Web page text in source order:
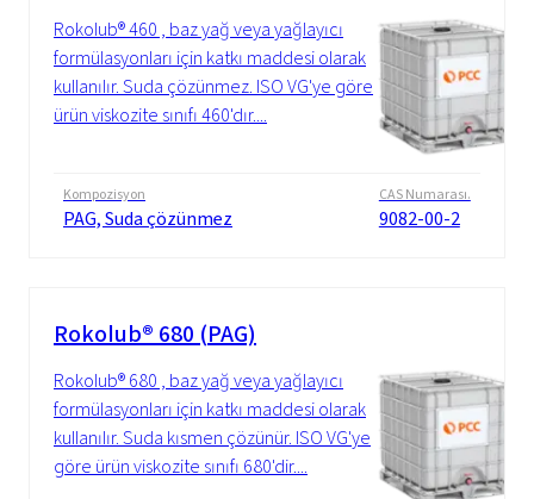
Rokolub® 460 , baz yağ veya yağlayıcı
formülasyonları için katkı maddesi olarak
kullanılır. Suda çözünmez. ISO VG'ye göre
ürün viskozite sınıfı 460'dır....
Kompozisyon
PAG, Suda çözünmez
CAS Numarası.
9082-00-2
Rokolub® 680 (PAG)
Rokolub® 680 , baz yağ veya yağlayıcı
formülasyonları için katkı maddesi olarak
kullanılır. Suda kısmen çözünür. ISO VG'ye
göre ürün viskozite sınıfı 680'dir....